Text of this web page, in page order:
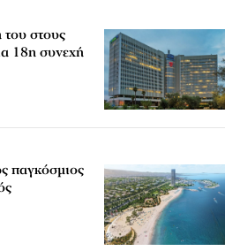
στους
18η συνεχή
παγκόσμιος